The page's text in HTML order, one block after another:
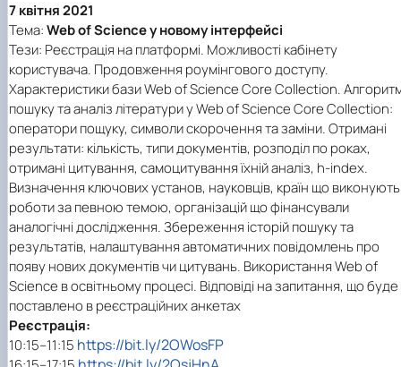
7 квітня 2021
Тема:Web of Science у новому інтерфейсі
Тези: Реєстрація на платформі. Можливості кабінету
користувача. Продовження роумінгового доступу.
Характеристики бази Web of Science Core Collection.
пошуку та аналіз літератури у Web of Science Core Collection:
оператори пощуку, символи скорочення та заміни. Отримані
результати: кількість, типи документів, розподіл по роках,
отримані цитування, самоцитування їхній аналіз, h-index.
Визначення ключових установ, науковців, країн що виконують
роботи за певною темою, організацій що фінансували
аналогічні дослідження. Збереження історій пошуку та
результатів, налаштування автоматичних повідомлень про
появу нових документів чи цитувань. Використання Web of
Science в освітньому процесі. Відповіді на запитання, що буде
поставлено в реєстраційних анкетах
Реєстрація:
10:15–11:15 https://bit.ly/2OWosFP